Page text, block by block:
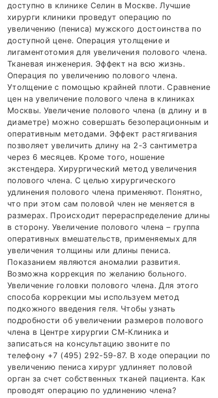
доступно в клинике Селин в Москве. Лучшие
хирурги клиники проведут операцию по
увеличению (пениса) мужского достоинства по
доступной цене. Операция утолщение и
лигаментотомия для увеличения полового члена.
Тканевая инженерия. Эффект на всю жизнь.
Операция по увеличению полового члена.
Утолщение с помощью крайней плоти. Сравнение
цен на увеличение полового члена в клиниках
Москвы. Увеличение полового члена (в длину и в
диаметре) можно совершать безоперационным и
оперативным методами. Эффект растягивания
позволяет увеличить длину на 2-3 сантиметра
через 6 месяцев. Кроме того, ношение
экстендера. Хирургический метод увеличения
полового члена. С целью хирургического
удлинения полового члена применяют. Понятно,
что при этом сам половой член не меняется в
размерах. Происходит перераспределение длины
в сторону. Увеличение полового члена – группа
оперативных вмешательств, применяемых для
увеличения толщины или длины пениса.
Показанием являются аномалии развития.
Возможна коррекция по желанию больного.
Увеличение головки полового члена. Для этого
способа коррекции мы используем метод
подкожного введения геля. Чтобы узнать
подробности об увеличении размеров полового
члена в Центре хирургии СМ-Клиника и
записаться на консультацию звоните по
телефону +7 (495) 292-59-87. В ходе операции по
увеличению пениса хирург удлиняет половой
орган за счет собственных тканей пациента. Как
проводят операцию по удлинению члена?